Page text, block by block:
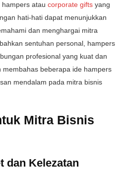
atau corporate gifts yang
hati-hati dapat menunjukkan
dan menghargai mitra
sentuhan personal, hampers
profesional yang kuat dan
membahas beberapa ide hampers
mendalam pada mitra bisnis
Mitra Bisnis
dan Kelezatan